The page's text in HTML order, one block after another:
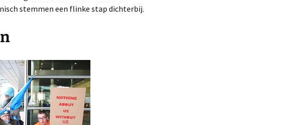
stemmen een flinke stap dichterbij.